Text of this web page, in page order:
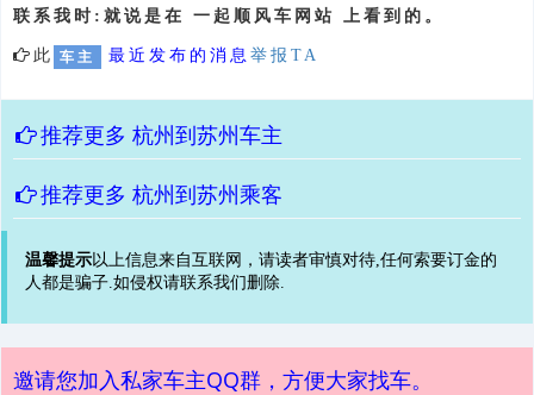
联系我时:就说是在 一起顺风车网站 上看到的。
此 车主 最近发布的消息 举报TA
推荐更多 杭州到苏州车主
推荐更多 杭州到苏州乘客
温馨提示以上信息来自互联网，请读者审慎对待,任何索要订金的
人都是骗子.如侵权请联系我们删除.
邀请您加入私家车主QQ群，方便大家找车。